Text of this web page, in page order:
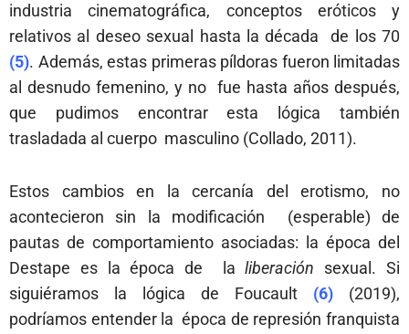
industria cinematográfica, conceptos eróticos y
relativos al deseo sexual hasta la década de los 70
(5). Además, estas primeras píldoras fueron limitadas
al desnudo femenino, y no fue hasta años después,
que pudimos encontrar esta lógica también
trasladada al cuerpo masculino (Collado, 2011).
Estos cambios en la cercanía del erotismo, no
acontecieron sin la modificación (esperable) de
pautas de comportamiento asociadas: la época del
Destape es la época de laliberación sexual. Si
siguiéramos la lógica de Foucault (6) (2019),
podríamos entender la época de represión franquista